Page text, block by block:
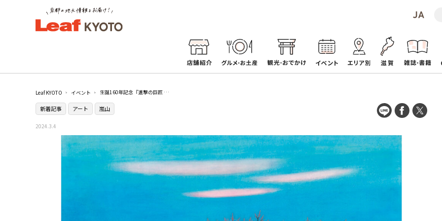
Leaf KYOTO イベント 生誕160年記念『進撃の巨匠 竹内栖鳳と弟子たち』／福田美術館
新着記事 アート 嵐山
2024.3.4